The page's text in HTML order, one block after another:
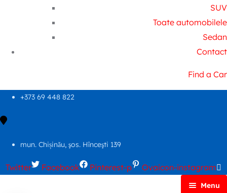
SUV
Toate automobilele
Sedan
Contact
Find a Car
+373 69 448 822
mun. Chișinău, şos. Hînceşti 139
Twitter Facebook Pinterest-p Ovaicon-instagram
Menu